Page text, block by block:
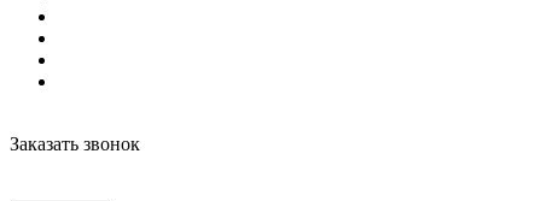
Заказать звонок